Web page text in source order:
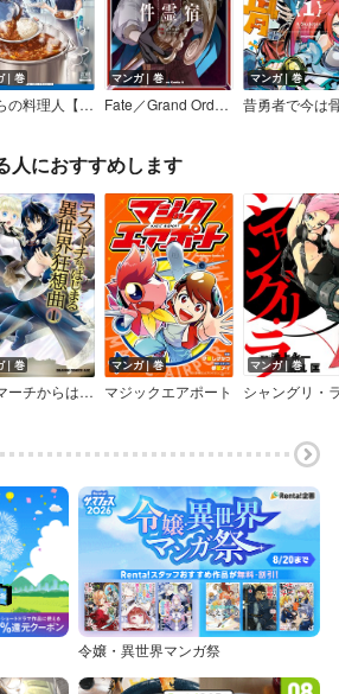
｜巻
くじらの料理人【特典イラスト付き】
マンガ｜巻
Fate／Grand Order ‐Epic of Remnant‐ 亜種特異点I 悪性隔絶魔境 新宿 新宿幻霊事件
マンガ｜巻
人におすすめします
｜巻
デスマーチからはじまる異世界狂想曲
マンガ｜巻
マジックエアポート
マンガ｜巻
シャングリ・
令嬢・異世界マンガ祭